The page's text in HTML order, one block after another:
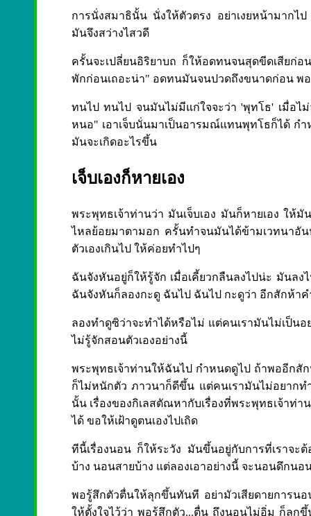
การนั่งสมาธินั้น นั่งให้ตัวตรง อย่าเงยหน้ามาก
มันจึงสว่างไสวดี
ครั้นจะเปลี่ยนอิริยาบถ ก็ให้อดทนจนสุดขีดเสียก่
พักก่อนเถอะน่า" อดทนมันจนปวดถึงขนาดก่อน พ
ทนไป ทนไป จนมันไม่มีแก่ใจจะว่า 'พุทโธ' เมื่อไ
หนอ" เอาเจ็บนั่นมาเป็นอารมณ์แทนพุทโธก็ได้ กำ
มันจะเกิดอะไรขึ้น
เจ็บเองก็หายเอง
พระพุทธเจ้าท่านว่า มันเจ็บเอง มันก็หายเอง ให้มั
ไหลย้อยมาตามอก ครั้นทำจนมันได้ข้ามเวทนาอัน
ตัวเองเกินไป ให้ค่อยทำไปๆ
ฉันจังหันอยู่ก็ให้รู้จัก เมื่อเคี้ยวกลืนลงไปน่ะ มันล
ฉันจังหันก็ลองกะดู ฉันไป ฉันไป กะดูว่า อีกสักห้า
ลองทำดูซิว่าจะทำได้หรือไม่ แต่คนเรามันไม่เป็น
ไม่รู้จักสอนตัวเองอย่างนี้
พระพุทธเจ้าท่านให้ฉันไป กำหนดดูไป ถ้าพออีกสั
ก็ไม่หนักตัว ภาวนาก็ดีขึ้น แต่คนเรามันไม่อยากท
นั้น เรื่องของกิเลสตัณหากับเรื่องที่พระพุทธเจ้าท่
ได้ ขอให้เฝ้าดูตนเองไปเถิด
ทีนี้เรื่องนอน ก็ให้ระวัง มันขึ้นอยู่กับการที่เราจะ
บ้าง นอนสายบ้าง แต่ลองเอาอย่างนี้ จะนอนดึกน
พอรู้สึกตัวตื่นให้ลุกขึ้นทันที อย่ามัวเสียดายการนอ
ให้ตั้งใจไว้ว่า พอรู้สึกตัว...ตื่น ถึงนอนไม่อิ่ม ก็ลุก